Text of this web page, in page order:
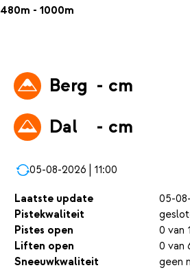
480m - 1000m
Berg - cm
Dal
- cm
05-08-2026 | 11:00
Laatste update
05-
Pistekwaliteit
Pistes open
0 van
Liften open
0 van
Sneeuwkwaliteit
geen